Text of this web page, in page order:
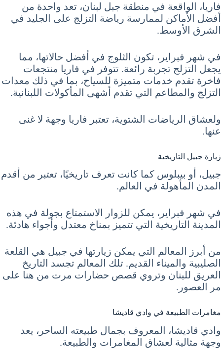
فاريا، الواقعة في منطقة جبل لبنان، تعد واحدة من
أفضل الأماكن لممارسة رياضة التزلج على الجليد في
الشرق الأوسط.
في شهر فبراير، تكون الثلوج في أفضل حالاتها، مما
يجعل التزلج تجربة رائعة. تتوفر في فاريا منتجعات
فاخرة تقدم خدمات متميزة للسياح، بما في ذلك معدات
التزلج والمطاعم التي تقدم أشهى المأكولات اللبنانية.
ولعشاق الرياضات الشتوية، تعتبر فاريا وجهة لا غنى
عنها.
زيارة جبيل التاريخية
جبيل، أو بيبلوس كما كانت تعرف تاريخيًا، تعتبر من أقدم
المدن المأهولة في العالم.
في شهر فبراير، يمكن للزوار الاستمتاع بجولة في هذه
المدينة التاريخية التي تتميز بمناخ معتدل وأجواء هادئة.
من أبرز المعالم التي يمكن زيارتها في جبيل هي القلعة
الصليبية والميناء القديم. تلك المعالم تجسد التاريخ
العريق للبنان وتروي قصص حضارات مرت من هنا على
مر العصور.
مغامرات الطبيعة في وادي قاديشا
وادي قاديشا، المعروف بجمال طبيعته الساحر، يعد
وجهة مثالية لعشاق المغامرات والطبيعة.